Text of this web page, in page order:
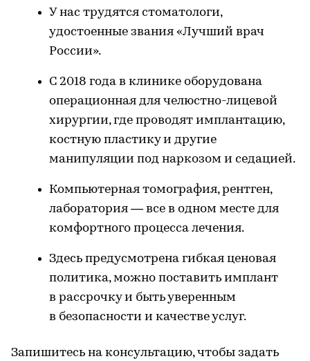
У нас трудятся стоматологи,
удостоенные звания «Лучший врач
России».
С 2018 года в клинике оборудована
операционная для челюстно-лицевой
хирургии, где проводят имплантацию,
костную пластику и другие
манипуляции под наркозом и седацией.
Компьютерная томография, рентген,
лаборатория — все в одном месте для
комфортного процесса лечения.
Здесь предусмотрена гибкая ценовая
политика, можно поставить имплант
в рассрочку и быть уверенным
в безопасности и качестве услуг.
Запишитесь на консультацию, чтобы задать